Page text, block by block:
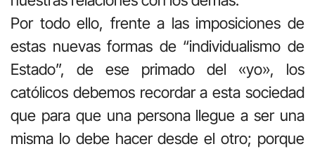
Por todo ello, frente a las imposiciones de
estas nuevas formas de “individualismo de
Estado”, de ese primado del «yo», los
católicos debemos recordar a esta sociedad
que para que una persona llegue a ser una
misma lo debe hacer desde el otro; porque